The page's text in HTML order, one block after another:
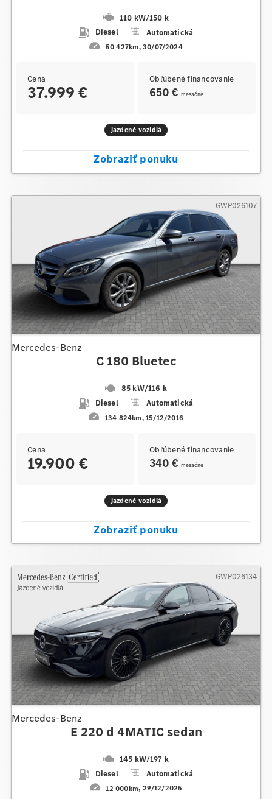
110 kW/150 k
Diesel
Automatická
50 427km 30/07/2024
Cena
37.999 €
Obľúbené financovanie
650 € mesačne
Jazdené vozidlá
Zobraziť ponuku
Mercedes-Benz
C 180 Bluetec
85 kW/116 k
Diesel
Automatická
134 824km 15/12/2016
GWP026107
Cena
19.900 €
Obľúbené financovanie
340 € mesačne
Jazdené vozidlá
Zobraziť ponuku
Mercedes-Benz
E 220 d 4MATIC sedan
145 kW/197 k
Diesel
Automatická
12 000km 29/12/2025
GWP026134